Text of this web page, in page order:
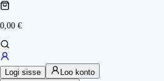
0,00 €
Logi sisse Loo konto